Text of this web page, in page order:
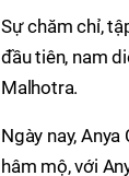
Sự chăm chỉ,
đầu tiên, nam
Malhotra.
Ngày nay,
hâm mộ, với